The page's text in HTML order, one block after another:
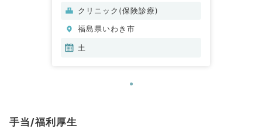
クリニック(保険診療)
福島県いわき市
土
手当/福利厚生